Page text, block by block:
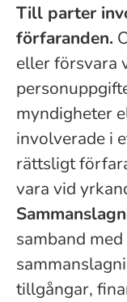
Till parter
förfaranden.
eller försvara
myndigheter
involverade i
rättsligt
vara vid
samband
tillgångar,